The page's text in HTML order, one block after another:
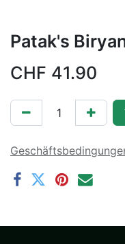
Patak's
CHF 41.90